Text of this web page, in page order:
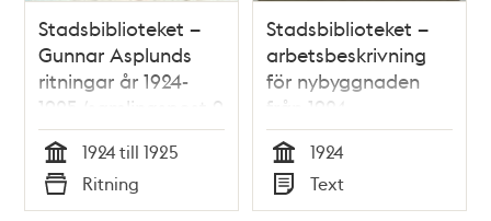
Stadsbiblioteket –
Gunnar Asplunds
ritningar år 1924-
1925 (samlingspost 9
ritningar)
Tid
1924 till 1925
Typ
Ritning
Stadsbiblioteket –
arbetsbeskrivning
för nybyggnaden
från 1924
Tid
1924
Typ
Text